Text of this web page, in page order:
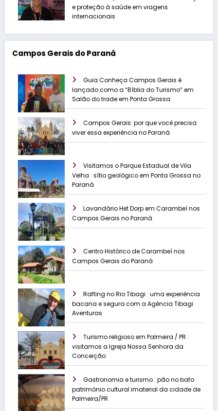
e proteção à saúde em viagens
internacionais
Campos Gerais do Paraná
Guia Conheça Campos Gerais é
lançado como a “Bíblia do Turismo” em
Salão do trade em Ponta Grossa
Campos Gerais: por que você precisa
viver essa experiência no Paraná
Visitamos o Parque Estadual de Vila
Velha : sítio geológico em Ponta Grossa no
Paraná
Lavandário Het Dorp em Carambeí nos
Campos Gerais no Paraná
Centro Histórico de Carambeí nos
Campos Gerais do Paraná
Rafting no Rio Tibagi : uma experiência
bacana e segura com a Agência Tibagi
Aventuras
Turismo religioso em Palmeira / PR :
visitamos a Igreja Nossa Senhora da
Conceição
Gastronomia e turismo : pão no bafo
patrimônio cultural imaterial da cidade de
Palmeira/PR